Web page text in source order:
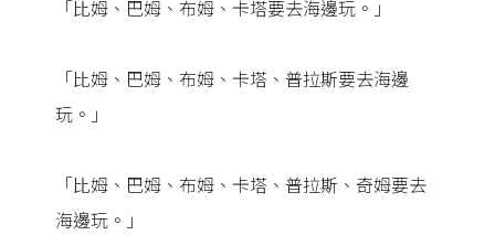
「比姆、巴姆、布姆、卡塔要去海邊玩。」
「比姆、巴姆、布姆、卡塔、普拉斯要去海邊
玩。」
「比姆、巴姆、布姆、卡塔、普拉斯、奇姆要去
海邊玩。」